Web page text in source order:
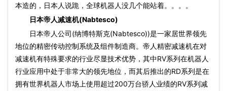
本造的，日本人说跪，全球机器人没几个能站着。。。。
日本帝人减速机(Nabtesco)
日本帝人公司(纳博特斯克(Nabtesco))是一家居世界领先
地位的精密传动控制系统及组件制造商。帝人精密减速机在对
减速机有特殊要求的行业尽显技术优势，其中RV系列在机器人
行业应用中处于非常大的领先地位，而其后推出的RD系列是在
拥有世界机器人市场上使用超过200万台骄人业绩的RV系列减